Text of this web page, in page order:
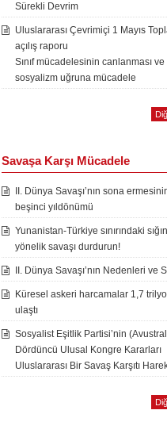
Sürekli Devrim
Uluslararası Çevrimiçi 1 Mayıs
açılış raporu
Sınıf mücadelesinin canlanması ve
sosyalizm uğruna mücadele
Savaşa Karşı Mücadele
II. Dünya Savaşı’nın sona
beşinci yıldönümü
Yunanistan-Türkiye sınırındaki
yönelik savaşı durdurun!
II. Dünya Savaşı’nın Nedenleri ve
Küresel askeri harcamalar 1,7
ulaştı
Sosyalist Eşitlik Partisi’nin
Dördüncü Ulusal Kongre Kararları
Uluslararası Bir Savaş Karşıtı